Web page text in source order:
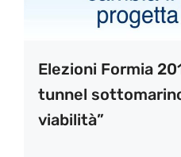
Elezioni Formia
tunnel
viabilità”